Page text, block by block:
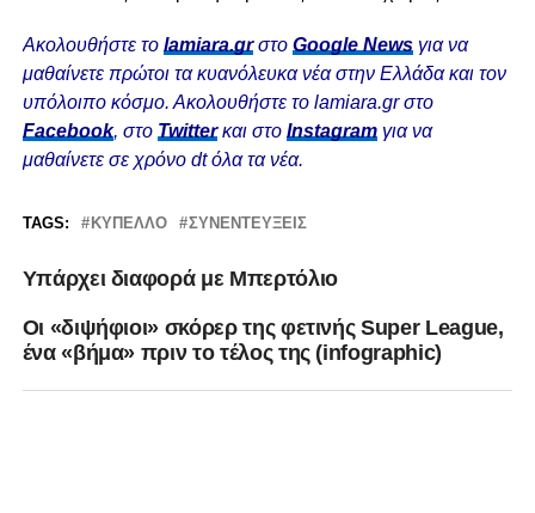
Ακολουθήστε το lamiara.grστο Google Newsγια να
μαθαίνετε πρώτοι τα κυανόλευκα νέα στην Ελλάδα και τον
υπόλοιπο κόσμο. Ακολουθήστε το lamiara.gr στο
Facebook, στο Twitterκαι στο Instagram για να
μαθαίνετε σε χρόνο dt όλα τα νέα.
TAGS: ΚΎΠΕΛΛΟ ΣΥΝΕΝΤΕΎΞΕΙΣ
Υπάρχει διαφορά με Μπερτόλιο
Οι «διψήφιοι» σκόρερ της φετινής Super League,
ένα «βήμα» πριν το τέλος της (infographic)